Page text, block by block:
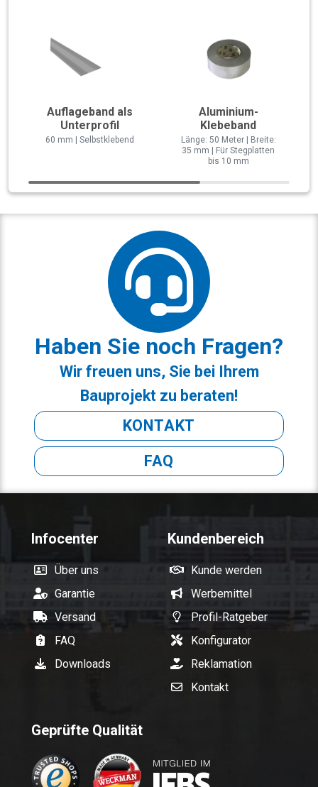
Auflageband als
Unterprofil
60 mm | Selbstklebend
Aluminium-
Klebeband
Länge: 50 Meter | Breite:
35 mm | Für Stegplatten
bis 10 mm
Haben Sie noch Fragen?
Wir freuen uns, Sie bei Ihrem
Bauprojekt zu beraten!
KONTAKT
FAQ
Infocenter
Über uns
Garantie
Versand
FAQ
Downloads
Kundenbereich
Kunde werden
Werbemittel
Profil-Ratgeber
Konfigurator
Reklamation
Kontakt
Geprüfte Qualität